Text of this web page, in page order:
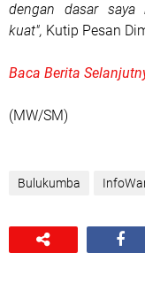
dengan dasar
kuat", Kutip Pesan
Baca Berita
(MW/SM)
Bulukumba